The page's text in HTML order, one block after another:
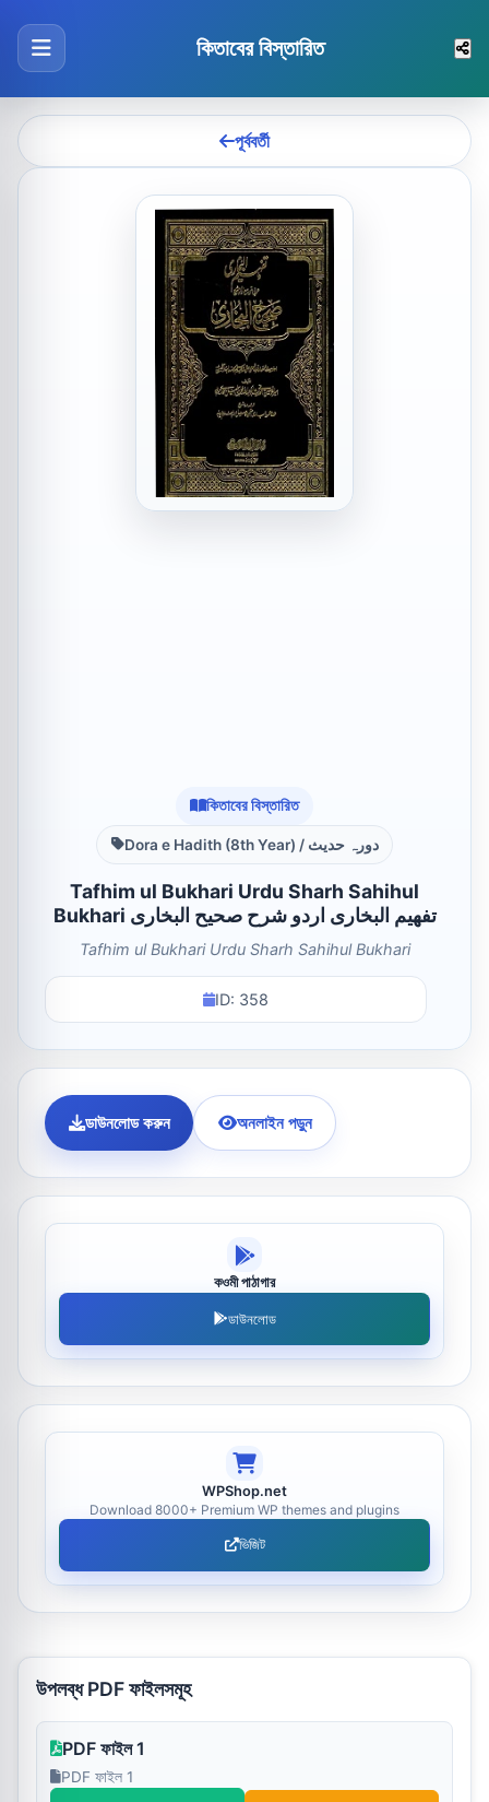
কিতাবের বিস্তারিত
পূর্ববর্তী
কিতাবের বিস্তারিত
Dora e Hadith (8th Year) / دورہ حدیث
Tafhim ul Bukhari Urdu Sharh Sahihul
Bukhari تفھیم البخاری اردو شرح صحیح البخاری
Tafhim ul Bukhari Urdu Sharh Sahihul Bukhari
ID: 358
ডাউনলোড করুন অনলাইন পড়ুন
কওমী পাঠাগার
ডাউনলোড
WPShop.net
Download 8000+ Premium WP themes and plugins
ভিজিট
উপলব্ধ PDF ফাইলসমূহ
PDF ফাইল 1
PDF ফাইল 1